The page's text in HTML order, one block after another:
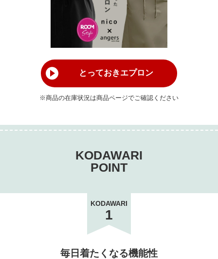
とっておきエプロン
※商品の在庫状況は商品ページでご確認ください
KODAWARI
POINT
KODAWARI
1
毎日着たくなる機能性